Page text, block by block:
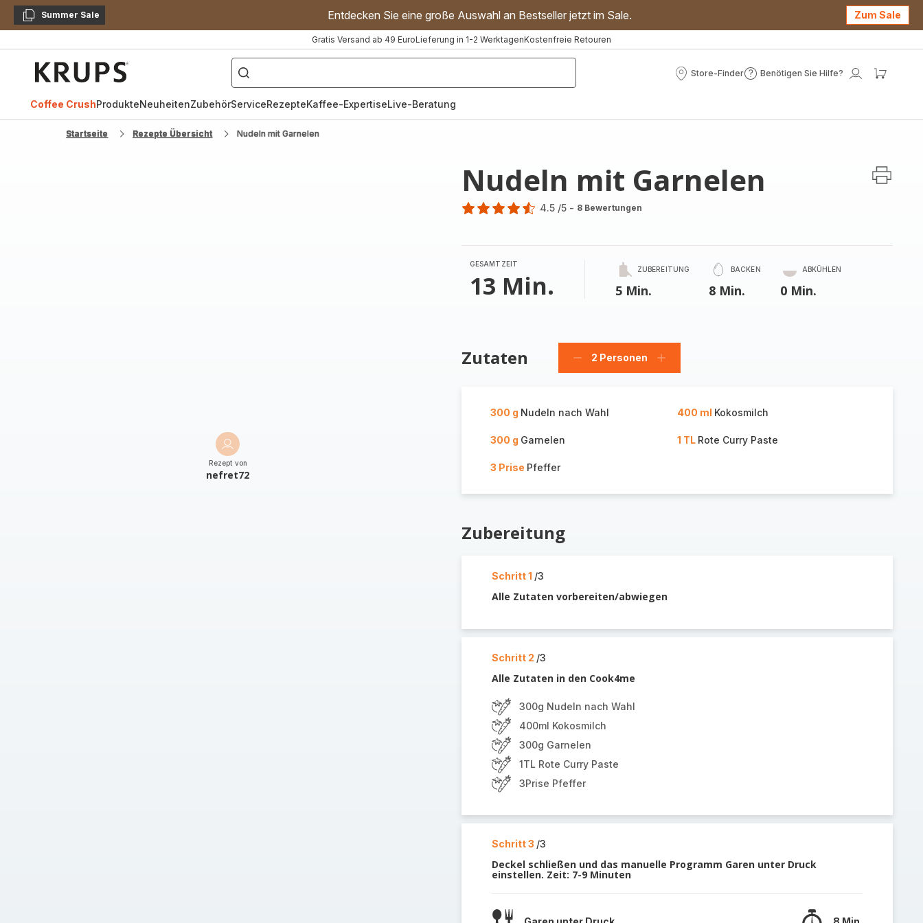
KopierenSummer Sale Entdecken Sie eine große Auswahl an Bestseller jetzt im Sale. Zum Sale
Gratis Versand ab 49 EuroLieferung in 1-2 WerktagenKostenfreie Retouren
["Kaffeevollautomat","Handmixer","Waffeleisen"]
Store-Finder
Store-
Benötigen Sie Hilfe?
Benötigen
Mein
Coffee CrushProdukteNeuheitenZubehörServiceRezepteKaffee-ExpertiseLive-Beratung
Startseite Rezepte Übersicht Nudeln mit Garnelen
Rezept von
nefret72
Nudeln mit Garnelen
4.5 /5 - 8 Bewertungen
GESAMTZEIT
13 Min.
ZUBEREITUNG
5 Min.
BACKEN
8 Min.
ABKÜHLEN
0 Min.
Zutaten
Personen
2 Personen
Personen
300 g Nudeln nach Wahl 400 ml Kokosmilch
300 g Garnelen 1 TL Rote Curry Paste
3 Prise Pfeffer
Zubereitung
Schritt 1 /3
Alle Zutaten vorbereiten/abwiegen
Schritt 2 /3
Alle Zutaten in den Cook4me
300g Nudeln nach Wahl
400ml Kokosmilch
300g Garnelen
1TL Rote Curry Paste
3Prise Pfeffer
Schritt 3 /3
Deckel schließen und das manuelle Programm Garen unter Druck
einstellen. Zeit: 7-9 Minuten